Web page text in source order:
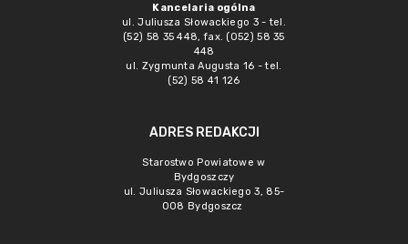
Kancelaria ogólna
ul. Juliusza Słowackiego 3 - tel.
(52) 58 35 448, fax. (052) 58 35
448
ul. Zygmunta Augusta 16 - tel.
(52) 58 41 126
ADRES REDAKCJI
Starostwo Powiatowe w
Bydgoszczy
ul. Juliusza Słowackiego 3, 85-
008 Bydgoszcz